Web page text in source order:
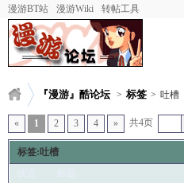
漫游BT站 漫游Wiki 转帖工具
『漫游』酷论坛 > 标签 > 吐槽
« 1 2 3 4 » 共4页
标签:吐槽